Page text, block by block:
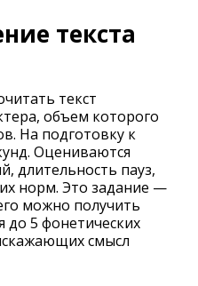
текста
текст
объем которого
На подготовку к
Оцениваются
длительность пауз,
норм. Это задание —
можно получить
до 5 фонетических
смысл